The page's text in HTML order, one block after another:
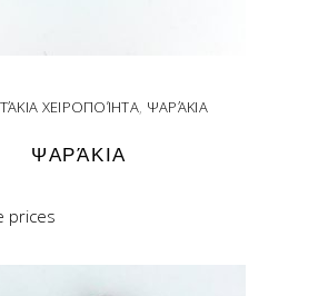
ΧΕΙΡΟΠΟΊΗΤΑ, ΨΑΡΆΚΙΑ
ΨΑΡΆΚΙΑ
READ MORE
prices